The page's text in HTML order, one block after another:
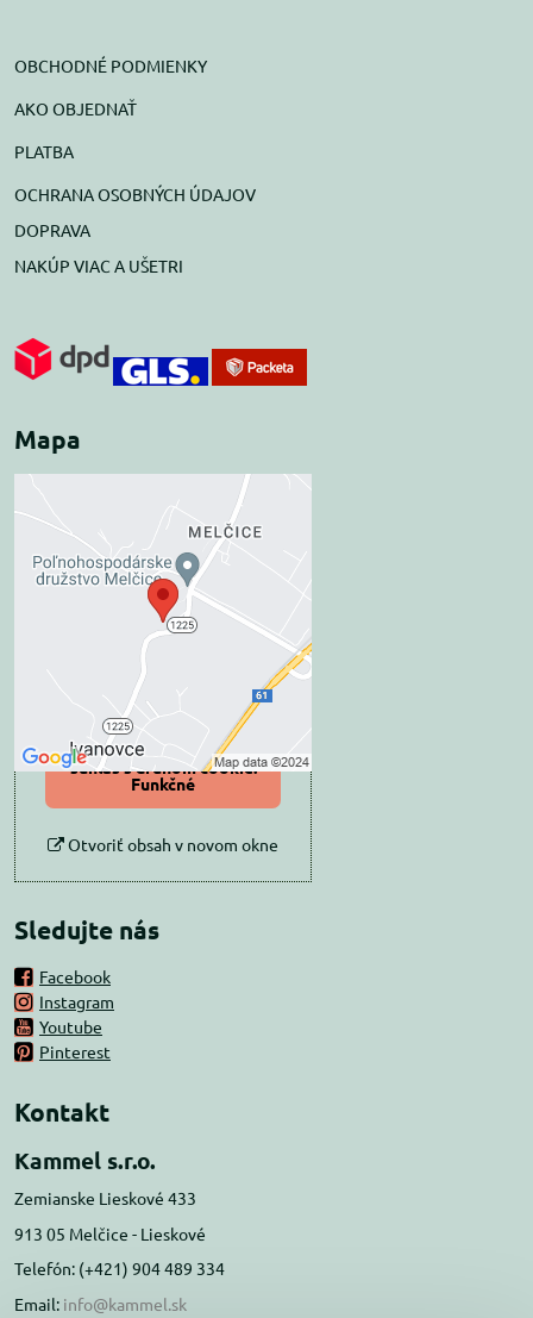
OBCHODNÉ PODMIENKY
AKO OBJEDNAŤ
PLATBA
OCHRANA OSOBNÝCH ÚDAJOV
DOPRAVA
NAKÚP VIAC A UŠETRI
Mapa
Externý obsah je
blokovaný Voľbami
súkromia
Prajete si načítať externý obsah?
Povoliť tentokrát
Povoliť a zapamätať -
súhlas s druhom cookie:
Funkčné
Otvoriť obsah v novom okne
Sledujte nás
Facebook
Instagram
Youtube
Pinterest
Kontakt
Kammel s.r.o.
Zemianske Lieskové 433
913 05 Melčice - Lieskové
Telefón: (+421) 904 489 334
Email: info@kammel.sk